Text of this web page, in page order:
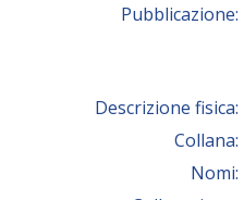
Pubblicazione:
Descrizione fisica:
Collana:
Nomi: